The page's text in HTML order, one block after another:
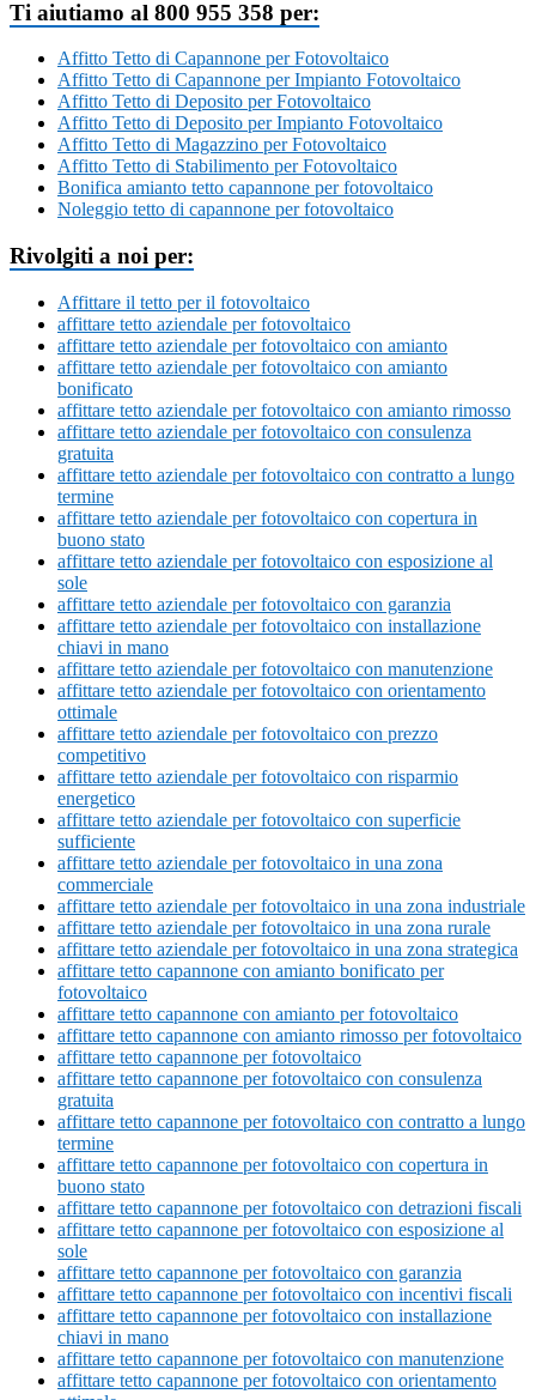
Ti aiutiamo al 800 955 358 per:
Affitto Tetto di Capannone per Fotovoltaico
Affitto Tetto di Capannone per Impianto Fotovoltaico
Affitto Tetto di Deposito per Fotovoltaico
Affitto Tetto di Deposito per Impianto Fotovoltaico
Affitto Tetto di Magazzino per Fotovoltaico
Affitto Tetto di Stabilimento per Fotovoltaico
Bonifica amianto tetto capannone per fotovoltaico
Noleggio tetto di capannone per fotovoltaico
Rivolgiti a noi per:
Affittare il tetto per il fotovoltaico
affittare tetto aziendale per fotovoltaico
affittare tetto aziendale per fotovoltaico con amianto
affittare tetto aziendale per fotovoltaico con amianto
bonificato
affittare tetto aziendale per fotovoltaico con amianto rimosso
affittare tetto aziendale per fotovoltaico con consulenza
gratuita
affittare tetto aziendale per fotovoltaico con contratto a lungo
termine
affittare tetto aziendale per fotovoltaico con copertura in
buono stato
affittare tetto aziendale per fotovoltaico con esposizione al
sole
affittare tetto aziendale per fotovoltaico con garanzia
affittare tetto aziendale per fotovoltaico con installazione
chiavi in mano
affittare tetto aziendale per fotovoltaico con manutenzione
affittare tetto aziendale per fotovoltaico con orientamento
ottimale
affittare tetto aziendale per fotovoltaico con prezzo
competitivo
affittare tetto aziendale per fotovoltaico con risparmio
energetico
affittare tetto aziendale per fotovoltaico con superficie
sufficiente
affittare tetto aziendale per fotovoltaico in una zona
commerciale
affittare tetto aziendale per fotovoltaico in una zona industriale
affittare tetto aziendale per fotovoltaico in una zona rurale
affittare tetto aziendale per fotovoltaico in una zona strategica
affittare tetto capannone con amianto bonificato per
fotovoltaico
affittare tetto capannone con amianto per fotovoltaico
affittare tetto capannone con amianto rimosso per fotovoltaico
affittare tetto capannone per fotovoltaico
affittare tetto capannone per fotovoltaico con consulenza
gratuita
affittare tetto capannone per fotovoltaico con contratto a lungo
termine
affittare tetto capannone per fotovoltaico con copertura in
buono stato
affittare tetto capannone per fotovoltaico con detrazioni fiscali
affittare tetto capannone per fotovoltaico con esposizione al
sole
affittare tetto capannone per fotovoltaico con garanzia
affittare tetto capannone per fotovoltaico con incentivi fiscali
affittare tetto capannone per fotovoltaico con installazione
chiavi in mano
affittare tetto capannone per fotovoltaico con manutenzione
affittare tetto capannone per fotovoltaico con orientamento